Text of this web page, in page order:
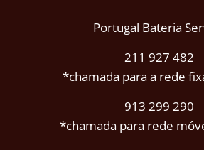
Portugal Bateria
211 927 482
*chamada para a rede
913 299 290
*chamada para rede